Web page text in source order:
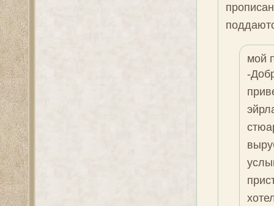
мой
-